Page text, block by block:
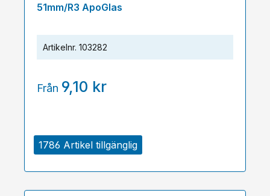
1786 Artikel tillgänglig
51mm/R3 ApoGlas
Artikelnr. 103282
Från 9,10 kr